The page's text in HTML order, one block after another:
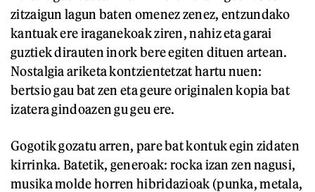
zitzaigun lagun baten omenez zenez, entzundako
kantuak ere iraganekoak ziren, nahiz eta garai
guztiek dirauten inork bere egiten dituen artean.
Nostalgia ariketa kontzientetzat hartu nuen:
bertsio gau bat zen eta geure originalen kopia bat
izatera gindoazen gu geu ere.
Gogotik gozatu arren, pare bat kontuk egin zidaten
kirrinka. Batetik, generoak: rocka izan zen nagusi,
musika molde horren hibridazioak (punka, metala,